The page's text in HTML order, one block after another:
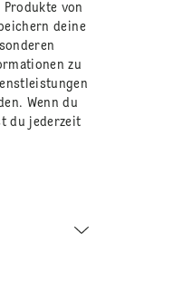
von
deine
zu
Wenn du
du jederzeit